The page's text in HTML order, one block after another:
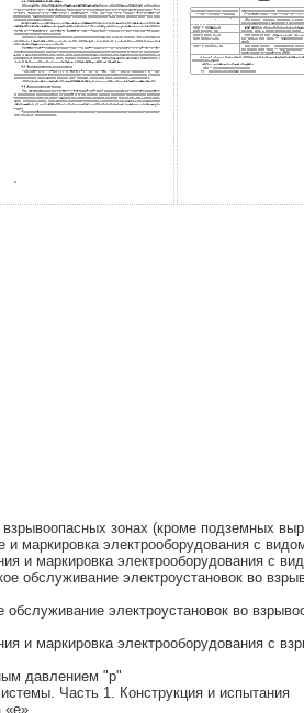
зонах (кроме подземных
маркировка электрооборудования с
и маркировка электрооборудования с
обслуживание электроустановок во
электроустановок во
и маркировка электрооборудования с
давлением "p"
Часть 1. Конструкция и испытания
«е»